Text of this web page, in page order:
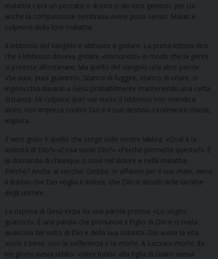
malattia c’era un peccato o di loro o dei loro genitori, per cui
anche la compassione sembrava avere poco senso. Malati e
colpevoli della loro malattia.
Il lebbroso del Vangelo è abituato a gridare. La prima lettura dice
che il lebbroso doveva gridare «immondo!» in modo che la gente
si potesse allontanare. Ma quello del Vangelo urla altre parole:
«Se vuoi, puoi guarirmi». Stanco di fuggire, stanco di urlare, si
inginocchia davanti a Gesù probabilmente mantenendo una certa
distanza. Mi colpisce quel «se vuoi»; il lebbroso non rivendica
diritti, non impreca contro Dio e il suo destino. Umilmente chiede,
implora.
Il vero grido è quello che sorge sulle nostre labbra: «Qual è la
volontà di Dio?» «Cosa vuole Dio?» «Perché permette questo?». È
la domanda di chiunque si trovi nel dolore e nella malattia.
Perché? Anche al vecchio Giobbe, in affanno per il suo male, viene
il dubbio che Dio voglia il dolore, che Dio si disseti delle lacrime
degli uomini.
La risposa di Gesù inizia da una parola precisa: «Lo voglio:
guarisci!». È una parola che pronuncia il Figlio di Dio e ci rivela
qualcosa del volto di Dio e della sua volontà. Dio vuole la vita,
vuole il bene, non la sofferenza e la morte. A Lazzaro morto da
tre giorni aveva urlato: «Vieni fuori»; alla figlia di Giairo aveva